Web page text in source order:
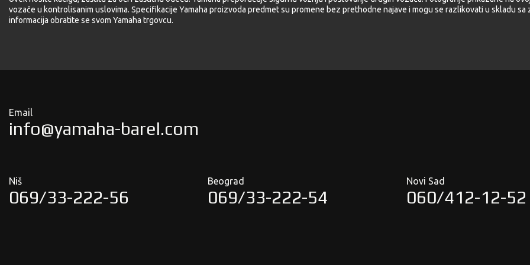
vozače u kontrolisanim uslovima. Specifikacije Yamaha proizvoda predmet su promene bez prethodne najave i mogu se razlikovati u skladu sa
informacija obratite se svom Yamaha trgovcu.
Email
info@yamaha-barel.com
Niš
069/33-222-56
Beograd
069/33-222-54
Novi Sad
060/412-12-52